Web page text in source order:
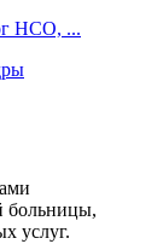
НСО, ...
больницы,
услуг.